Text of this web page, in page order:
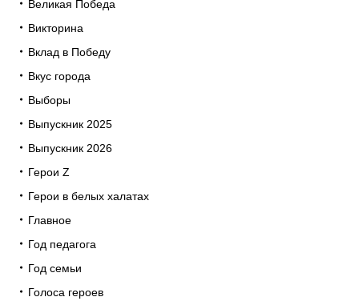
Великая Победа
Викторина
Вклад в Победу
Вкус города
Выборы
Выпускник 2025
Выпускник 2026
Герои Z
Герои в белых халатах
Главное
Год педагога
Год семьи
Голоса героев